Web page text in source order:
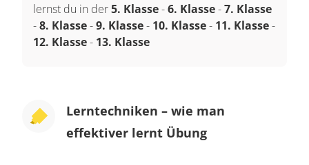
lernst du in der5. Klasse-6. Klasse-7. Klasse
-8. Klasse-9. Klasse- 10. Klasse- 11. Klasse-
12. Klasse- 13. Klasse
Lerntechniken – wie man
effektiver lernt Übung